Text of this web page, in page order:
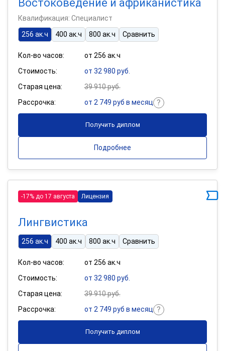
Востоковедение и африканистика
Квалификация: Специалист
256 ак.ч
400 ак.ч 800 ак.ч Сравнить
Кол-во часов:
от 256 ак.ч
Стоимость:
от 32 980 руб.
Старая цена:
39 910 руб.
Рассрочка:
от 2 749 руб в месяц
Получить диплом
Подробнее
-17% до 17 августа Лицензия
Лингвистика
256 ак.ч 400 ак.ч 800 ак.ч Сравнить
Кол-во часов:
от 256 ак.ч
Стоимость:
от 32 980 руб.
Старая цена:
39 910 руб.
Рассрочка:
от 2 749 руб в месяц
Получить диплом